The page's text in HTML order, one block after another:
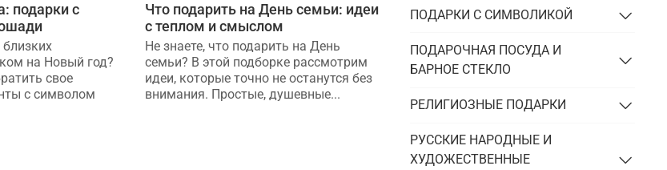
подарки с
на Новый год?
свое
с символом
Что подарить на День семьи: идеи
с теплом и смыслом
Не знаете, что подарить на День
семьи? В этой подборке рассмотрим
идеи, которые точно не останутся без
внимания. Простые, душевные...
Гравировка на подарках:
эксклюзивность и внимание
Хотите, чтобы ваш подарок всегда
напоминал получателю о вас? Тогда
мы советуем нанести на него
это...
ПОДАРКИ С СИМВОЛИКОЙ
ПОДАРОЧНАЯ ПОСУДА И
БАРНОЕ СТЕКЛО
РЕЛИГИОЗНЫЕ ПОДАРКИ
РУССКИЕ НАРОДНЫЕ И
ХУДОЖЕСТВЕННЫЕ